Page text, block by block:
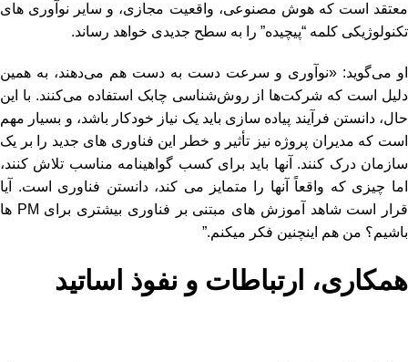
معتقد است که هوش مصنوعی، واقعیت مجازی، و سایر نوآوری های
تکنولوژیکی کلمه “پیچیده” را به سطح جدیدی خواهد رساند.
او می‌گوید: «نوآوری و سرعت دست به دست هم می‌دهند، به همین
دلیل است که شرکت‌ها از روش‌شناسی چابک استفاده می‌کنند. با این
حال، دانستن فرآیند پیاده سازی باید یک نیاز خودکار باشد، و بسیار مهم
است که مدیران پروژه نیز تأثیر و خطر این فناوری های جدید را بر یک
سازمان درک کنند. آنها باید برای کسب گواهینامه مناسب تلاش کنند،
اما چیزی که واقعاً آنها را متمایز می کند، دانستن فناوری است. آیا
قرار است شاهد آموزش های مبتنی بر فناوری بیشتری برای PM ها
باشیم؟ من هم اینچنین فکر میکنم.”
همکاری، ارتباطات و نفوذ اساتید